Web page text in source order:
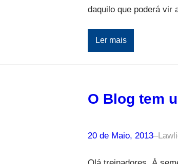
daquilo que poderá vir
Ler mais
O Blog tem
20 de Maio, 2013–